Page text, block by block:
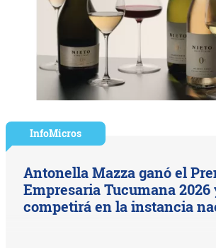
InfoMicros
Antonella Mazza ganó el
Empresaria Tucumana 2026
competirá en la instancia